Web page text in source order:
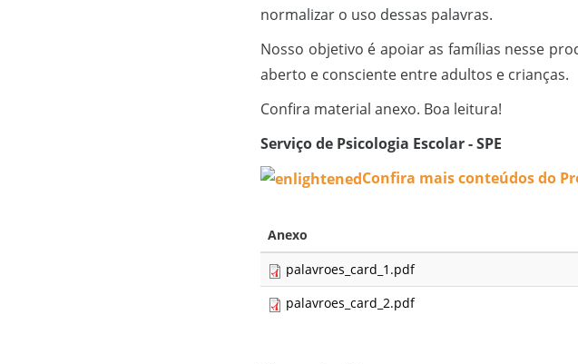
normalizar o uso dessas palavras.
Nosso objetivo é apoiar as famílias nesse
aberto e consciente entre adultos e crianças.
Confira material anexo. Boa leitura!
Serviço de Psicologia Escolar - SPE
Confira mais conteúdos do
Anexo
palavroes_card_1.pdf
palavroes_card_2.pdf